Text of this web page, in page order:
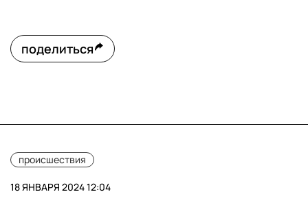
поделиться
происшествия
18 ЯНВАРЯ 2024 12:04